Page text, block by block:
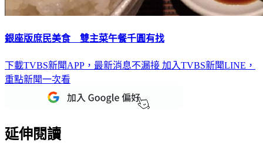
銀座版庶民美食 雙主菜午餐千圓有找
下載TVBS新聞APP，最新消息不漏接 加入TVBS新聞LINE，
重點新聞一次看
延伸閱讀